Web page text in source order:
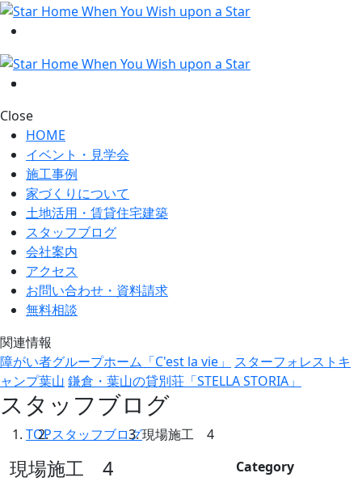
Close
HOME
イベント・見学会
施工事例
家づくりについて
土地活用・賃貸住宅建築
スタッフブログ
会社案内
アクセス
お問い合わせ・資料請求
無料相談
関連情報
障がい者グループホーム「C'est la vie」
スターフォレストキ
ャンプ葉山 鎌倉・葉山の貸別荘「STELLA STORIA」
スタッフブログ
TOPスタッフブログ現場施工 4
現場施工 4
Category